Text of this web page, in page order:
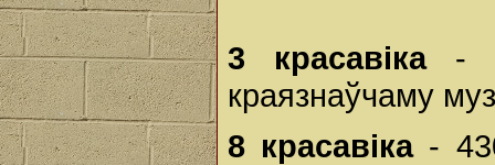
3 красавіка-
краязнаўчаму
8 красавіка-